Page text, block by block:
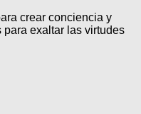
crear conciencia y
para exaltar las virtudes